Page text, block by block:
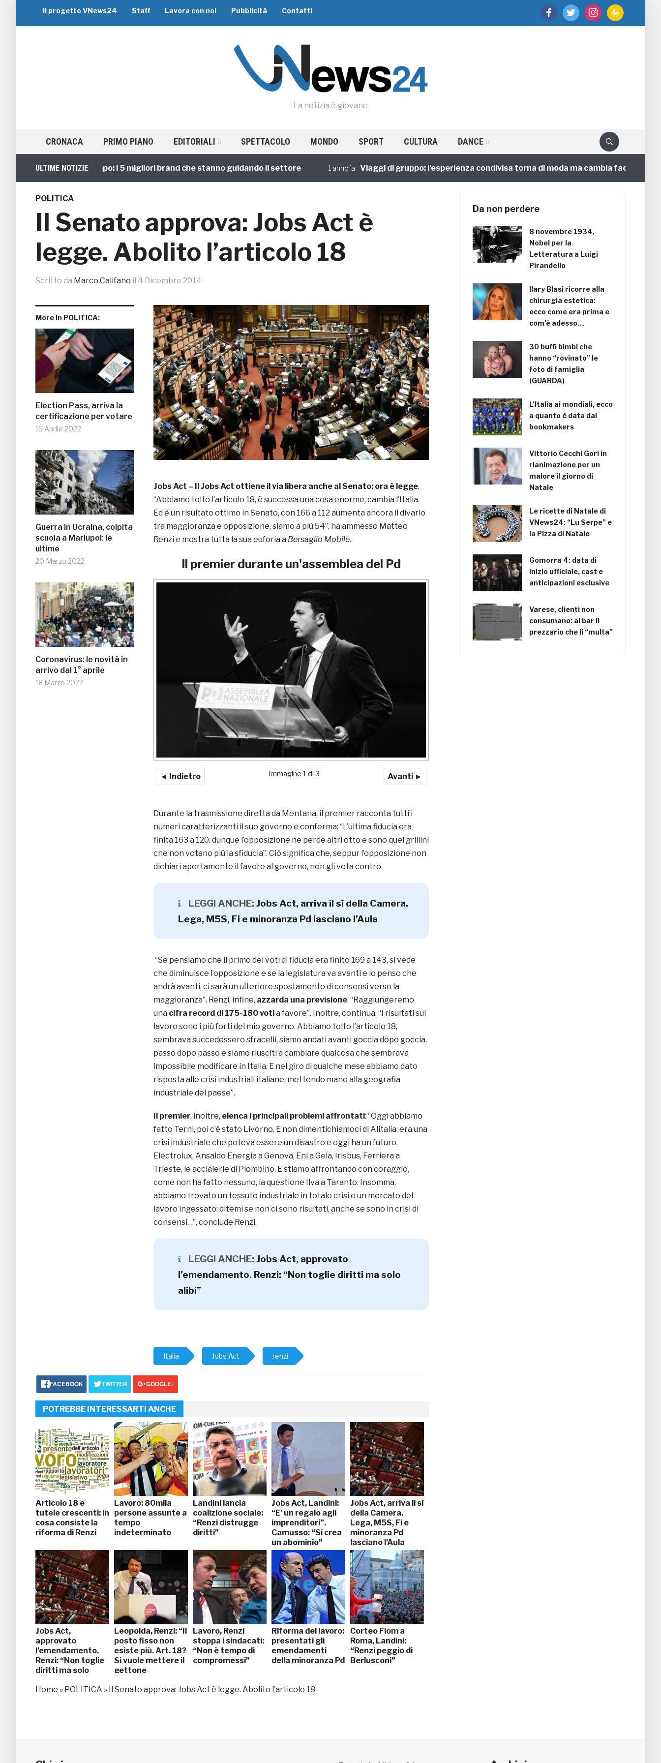
facebooktwitter instagramfeedburner
Il progetto VNews24 Staff Lavora con noi Pubblicità Contatti
La notizia è giovane
CRONACA PRIMO PIANO EDITORIALI SPETTACOLO MONDO SPORT CULTURA DANCE
ULTIME NOTIZIE
Viaggi di Gruppo: i 5 migliori brand che stanno guidando il settore 1 annofa Viaggi di gruppo: l’esperienza condivisa torna di moda ma cambia faccia
POLITICA
Il Senato approva: Jobs Act è
legge. Abolito l’articolo 18
Scritto da Marco Califano il 4 Dicembre 2014
More in POLITICA:
Election Pass, arriva la
certificazione per votare
15 Aprile 2022
Guerra in Ucraina, colpita
scuola a Mariupol: le
ultime
20 Marzo 2022
Coronavirus: le novità in
arrivo dal 1° aprile
18 Marzo 2022
Jobs Act – Il Jobs Act ottiene il via libera anche al Senato: ora è legge.
“Abbiamo tolto l’articolo 18, è successa una cosa enorme, cambia l’Italia.
Ed è un risultato ottimo in Senato, con 166 a 112 aumenta ancora il divario
tra maggioranza e opposizione, siamo a più 54”, ha ammesso Matteo
Renzi e mostra tutta la sua euforia a Bersaglio Mobile.
Il premier durante un'assemblea del Pd
◄ Indietro Avanti ►
Immagine 1 di 3
Durante la trasmissione diretta da Mentana, il premier racconta tutti i
numeri caratterizzanti il suo governo e conferma: “L’ultima fiducia era
finita 163 a 120, dunque l’opposizione ne perde altri otto e sono quei grillini
che non votano più la sfiducia”. Ciò significa che, seppur l’opposizione non
dichiari apertamente il favore al governo, non gli vota contro.
LEGGI ANCHE: Jobs Act, arriva il sì della Camera.
Lega, M5S, Fi e minoranza Pd lasciano l’Aula
“Se pensiamo che il primo dei voti di fiducia era finito 169 a 143, si vede
che diminuisce l’opposizione e se la legislatura va avanti e io penso che
andrà avanti, ci sarà un ulteriore spostamento di consensi verso la
maggioranza”. Renzi, infine, azzarda una previsione: “Raggiungeremo
una cifra record di 175-180 votia favore”. Inoltre, continua: “I risultati sul
lavoro sono i più forti del mio governo. Abbiamo tolto l’articolo 18,
sembrava succedessero sfracelli, siamo andati avanti goccia dopo goccia,
passo dopo passo e siamo riusciti a cambiare qualcosa che sembrava
impossibile modificare in Italia. E nel giro di qualche mese abbiamo dato
risposta alle crisi industriali italiane, mettendo mano alla geografia
industriale del paese”.
Il premier, inoltre, elenca i principali problemi affrontati: “Oggi abbiamo
fatto Terni, poi c’è stato Livorno. E non dimentichiamoci di Alitalia: era una
crisi industriale che poteva essere un disastro e oggi ha un futuro.
Electrolux, Ansaldo Energia a Genova, Eni a Gela, Irisbus, Ferriera a
Trieste, le acciaierie di Piombino. E stiamo affrontando con coraggio,
come non ha fatto nessuno, la questione Ilva a Taranto. Insomma,
abbiamo trovato un tessuto industriale in totale crisi e un mercato del
lavoro ingessato: ditemi se non ci sono risultati, anche se sono in crisi di
consensi…”, conclude Renzi.
LEGGI ANCHE: Jobs Act, approvato
l’emendamento. Renzi: “Non toglie diritti ma solo
alibi”
Italia Jobs Act renzi
FACEBOOK TWITTER GOOGLE+
POTREBBE INTERESSARTI ANCHE
Articolo 18 e
tutele crescenti: in
cosa consiste la
riforma di Renzi
Lavoro: 80mila
persone assunte a
tempo
indeterminato
Landini lancia
coalizione sociale:
“Renzi distrugge
diritti”
Jobs Act, Landini:
“E’ un regalo agli
imprenditori”.
Camusso: “Si crea
un abominio”
Jobs Act, arriva il sì
della Camera.
Lega, M5S, Fi e
minoranza Pd
lasciano l’Aula
Jobs Act,
approvato
l’emendamento.
Renzi: “Non toglie
diritti ma solo
Leopolda, Renzi: “Il
posto fisso non
esiste più. Art. 18?
Si vuole mettere il
gettone
Lavoro, Renzi
stoppa i sindacati:
“Non è tempo di
compromessi”
Riforma del lavoro:
presentati gli
emendamenti
della minoranza Pd
Corteo Fiom a
Roma, Landini:
“Renzi peggio di
Berlusconi”
Home » POLITICA » Il Senato approva: Jobs Act è legge. Abolito l’articolo 18
Da non perdere
8 novembre 1934,
Nobel per la
Letteratura a Luigi
Pirandello
Ilary Blasi ricorre alla
chirurgia estetica:
ecco come era prima e
com’è adesso…
30 buffi bimbi che
hanno “rovinato” le
foto di famiglia
(GUARDA)
L’Italia ai mondiali, ecco
a quanto è data dai
bookmakers
Vittorio Cecchi Gori in
rianimazione per un
malore il giorno di
Natale
Le ricette di Natale di
VNews24: “Lu Serpe” e
la Pizza di Natale
Gomorra 4: data di
inizio ufficiale, cast e
anticipazioni esclusive
Varese, clienti non
consumano: al bar il
prezzario che li “multa”